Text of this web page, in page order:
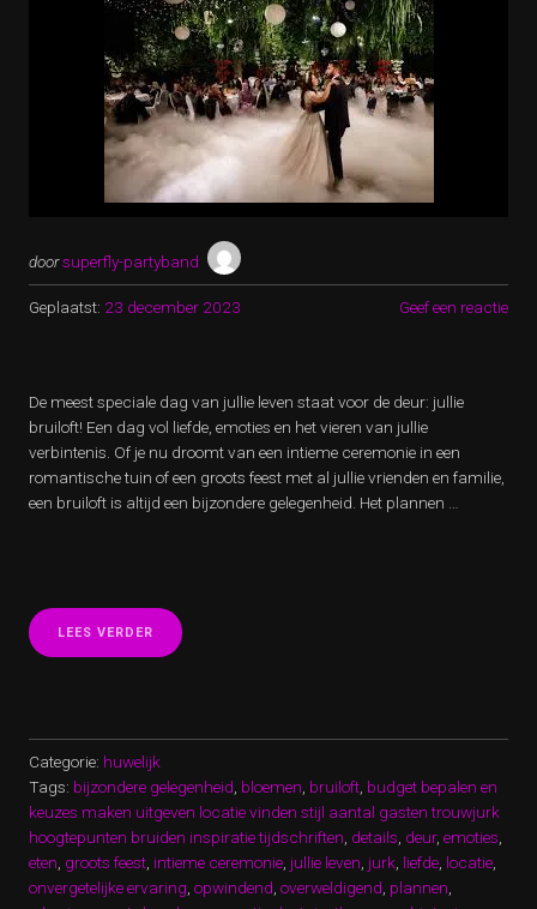
doorsuperfly-partyband
Geplaatst: 23 december 2023 Geef een reactie
De meest speciale dag van jullie leven staat voor de deur: jullie
bruiloft! Een dag vol liefde, emoties en het vieren van jullie
verbintenis. Of je nu droomt van een intieme ceremonie in een
romantische tuin of een groots feest met al jullie vrienden en familie,
een bruiloft is altijd een bijzondere gelegenheid. Het plannen …
LEES VERDER “EEN
ONVERGETELIJKE
HERINNERINGEN”
Categorie: huwelijk
Tags: bijzondere gelegenheid bloemen bruiloft budget bepalen en
keuzes maken uitgeven locatie vinden stijl aantal gasten trouwjurk
hoogtepunten bruiden inspiratie tijdschriften details deur, emoties
eten groots feest intieme ceremonie jullie leven jurk liefde locatie
onvergetelijke ervaring opwindend overweldigend plannen